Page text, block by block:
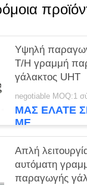
Υψηλή
T/H γραμμή
γάλακτος UHT
negotiable MOQ:1
ΜΑΣ ΕΛΆΤΕ
ΜΕ
Απλή
αυτόματη
παραγωγής